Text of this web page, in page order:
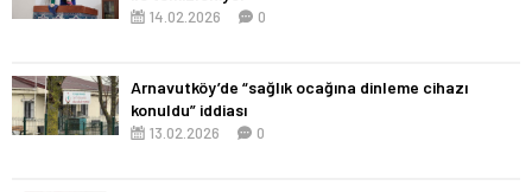
14.02.2026 0
Arnavutköy’de “sağlık ocağına dinleme cihazı
konuldu” iddiası
13.02.2026 0